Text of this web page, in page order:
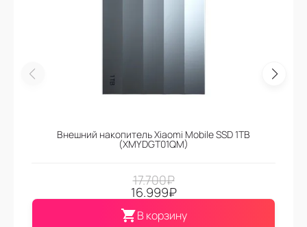
Внешний накопитель Xiaomi Mobile SSD 1TB
(XMYDGT01QM)
17.700₽
16.999₽
В корзину